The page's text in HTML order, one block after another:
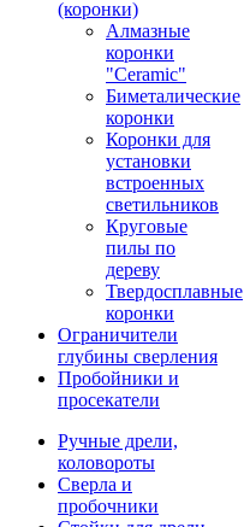
(коронки)
Алмазные
коронки
"Ceramic"
Биметалические
коронки
Коронки для
установки
встроенных
светильников
Круговые
пилы по
дереву
Твердосплавные
коронки
Ограничители
глубины сверления
Пробойники и
просекатели
Ручные дрели,
коловороты
Сверла и
пробочники